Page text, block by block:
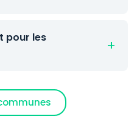
pour les